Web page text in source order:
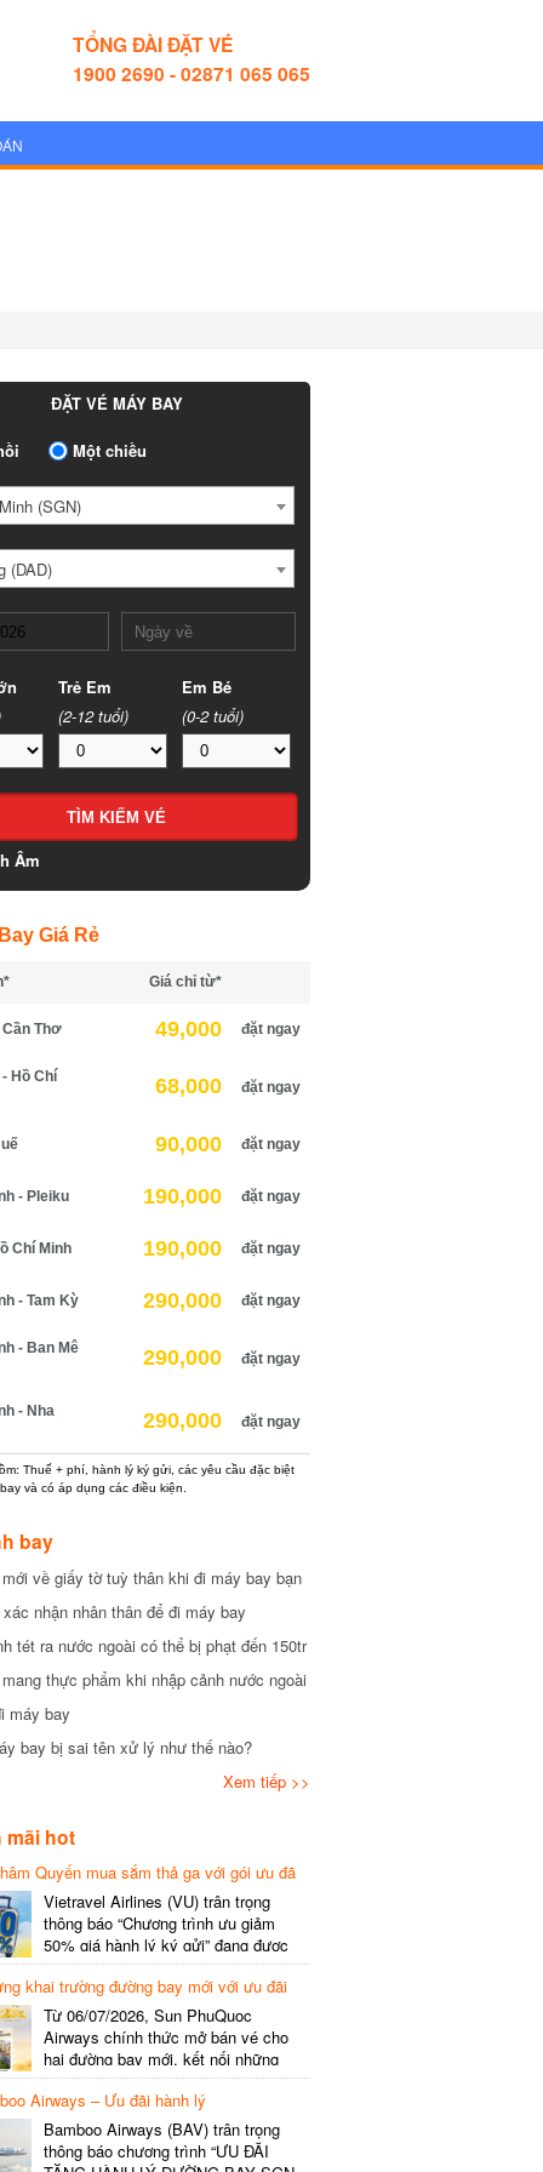
TỔNG ĐÀI ĐẶT VÉ
1900 2690 - 02871 065 065
ĐẶT VÉ MÁY BAY
Một chiều
(SGN)
Trẻ Em
(2-12 tuổi)
Em Bé
(0-2 tuổi)
Âm
Giá Rẻ
Giá chỉ từ*
Thơ 49,000 đặt ngay
Hồ Chí
68,000 đặt ngay
90,000 đặt ngay
- Pleiku 190,000 đặt ngay
Chí Minh 190,000 đặt ngay
- Tam Kỳ 290,000 đặt ngay
- Ban Mê
290,000 đặt ngay
- Nha
290,000 đặt ngay
Thuế + phí, hành lý ký gửi, các yêu cầu đặc biệt
và có áp dụng các điều kiện.
bay
về giấy tờ tuỳ thân khi đi máy bay bạn
nhận nhân thân để đi máy bay
tét ra nước ngoài có thể bị phạt đến 150tr
thực phẩm khi nhập cảnh nước ngoài
bay
bay bị sai tên xử lý như thế nào?
Xem tiếp >>
hot
Quyến mua sắm thả ga với gói ưu đã
gói cước
Vietravel Airlines (VU) trân trọng
thông báo “Chương trình ưu giảm
50% giá hành lý ký gửi” đang được
triển khai cho đường bay quốc tế mới
kết nối từ TP. Hồ Chí Minh
(SGN) đi Thâm Quyến – Trung Quốc
(SZX), chi tiết như sau: LỊCH BAY
CHI TIẾT Đường bay SHCB Giờ khởi
hành Giờ đến Tần suất…
khai trường đường bay mới với ưu đãi
Từ 06/07/2026, Sun PhuQuoc
Airways chính thức mở bán vé cho
hai đường bay mới, kết nối những
điểm đến giàu trải nghiệm, giúp hành
khách khám phá vẻ đẹp thiên nhiên
và văn hóa của miền Trung Việt Nam.
Thông tin đường bay mới Đường bay
Airways – Ưu đãi hành lý
Bamboo Airways (BAV) trân trọng
thông báo chương trình “ƯU ĐÃI